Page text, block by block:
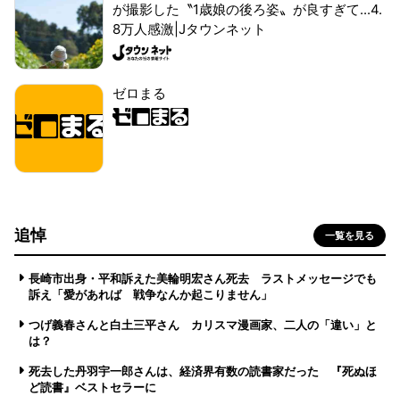
が撮影した〝1歳娘の後ろ姿〟が良すぎて...4.
8万人感激|Jタウンネット
ゼロまる
追悼 一覧を見る
長崎市出身・平和訴えた美輪明宏さん死去 ラストメッセージでも
訴え「愛があれば 戦争なんか起こりません」
つげ義春さんと白土三平さん カリスマ漫画家、二人の「違い」と
は？
死去した丹羽宇一郎さんは、経済界有数の読書家だった 『死ぬほ
ど読書』ベストセラーに